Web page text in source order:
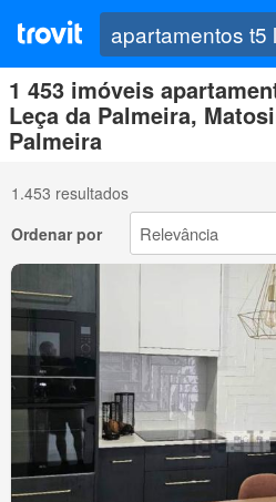
1 453 imóveis
Leça da Palmeira,
Palmeira
1.453 resultados
Ordenar por